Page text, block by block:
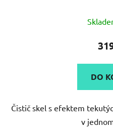
DO
Čistič skel s efektem
v